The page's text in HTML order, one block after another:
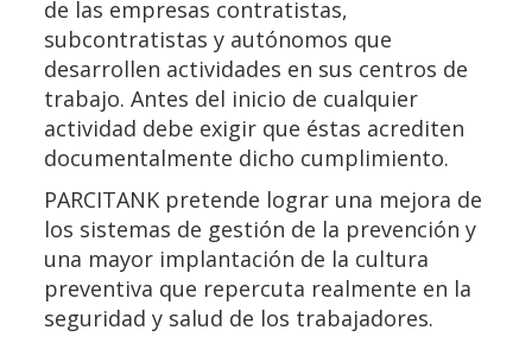
de las empresas contratistas,
subcontratistas y autónomos que
desarrollen actividades en sus centros de
trabajo. Antes del inicio de cualquier
actividad debe exigir que éstas acrediten
documentalmente dicho cumplimiento.
PARCITANK pretende lograr una mejora de
los sistemas de gestión de la prevención y
una mayor implantación de la cultura
preventiva que repercuta realmente en la
seguridad y salud de los trabajadores.